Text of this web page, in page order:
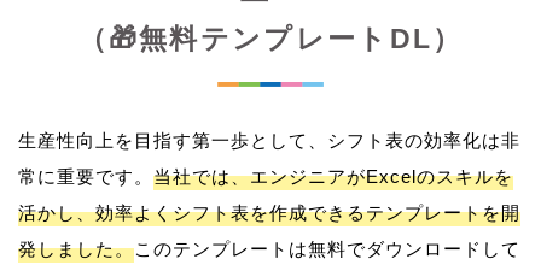
（🎁無料テンプレートDL）
生産性向上を目指す第一歩として、シフト表の効率化は非
常に重要です。 当社では、エンジニアがExcelのスキルを
活かし、効率よくシフト表を作成できるテンプレートを開
発しました。このテンプレートは無料でダウンロードして